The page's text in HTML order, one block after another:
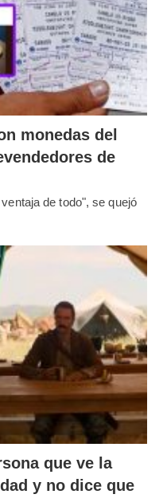
monedas del
de
de todo", se quejó
que ve la
y no dice que